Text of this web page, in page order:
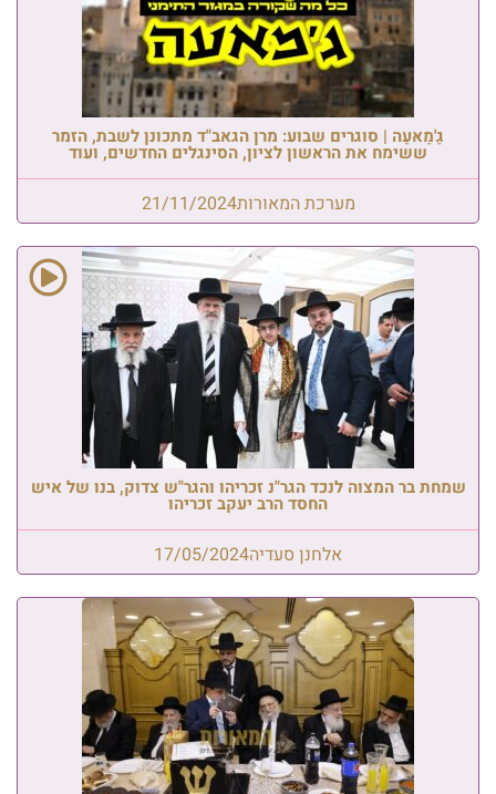
גַ'מַאעַה | סוגרים שבוע: מרן הגאב"ד מתכונן לשבת, הזמר
ששימח את הראשון לציון, הסינגלים החדשים, ועוד
מערכת המאורות21/11/2024
שמחת בר המצוה לנכד הגר"נ זכריהו והגר"ש צדוק, בנו של איש
החסד הרב יעקב זכריהו
אלחנן סעדיה17/05/2024